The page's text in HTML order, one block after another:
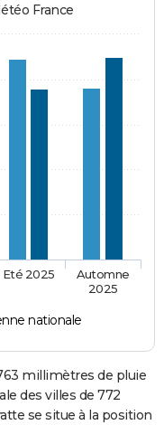
France
nationale
Eté 2025
Automne
2025
millimètres de pluie
des villes de 772
se situe à la position